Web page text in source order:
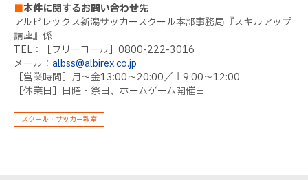
■本件に関するお問い合わせ先
アルビレックス新潟サッカースクール本部事務局『スキルアップ
講座』係
TEL：［フリーコール］0800-222-3016
メール： albss@albirex.co.jp
［営業時間］月～金13:00～20:00／土9:00～12:00
［休業日］日曜・祭日、ホームゲーム開催日
スクール・サッカー教室